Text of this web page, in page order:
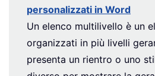
personalizzati in Word
Un elenco multilivello è un
organizzati in più livelli
presenta un rientro o uno